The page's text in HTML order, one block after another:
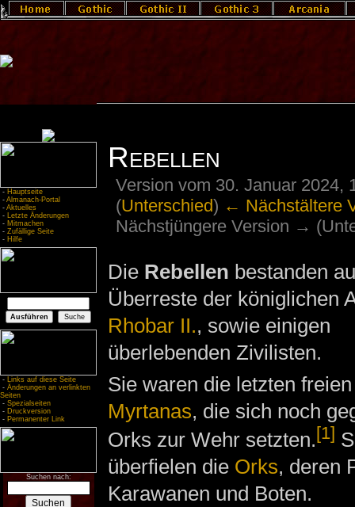
- Hauptseite
- Almanach-Portal
- Aktuelles
- Letzte Änderungen
- Mitmachen
- Zufällige Seite
- Hilfe
- Links auf diese Seite
- Änderungen an verlinkten
Seiten
- Spezialseiten
- Druckversion
- Permanenter Link
Suchen nach:
Rebellen
Version vom 30. Januar 2024,
(Unterschied) ← Nächstältere
Nächstjüngere Version →
Die Rebellen bestanden
Überreste der königlichen
Rhobar II., sowie einigen
überlebenden Zivilisten.
Sie waren die letzten
Myrtanas, die sich noch
Orks zur Wehr setzten.[1]
überfielen die Orks, deren
Karawanen und Boten.